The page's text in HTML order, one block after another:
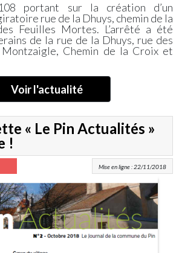
portant sur la création d’un
rue de la Dhuys, chemin de la
Feuilles Mortes. L’arrêté a été
de la rue de la Dhuys, rue des
Montzaigle, Chemin de la Croix et
Voir l'actualité
« Le Pin Actualités »
!
Mise en ligne : 22/11/2018